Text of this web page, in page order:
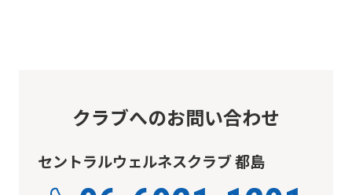
クラブへのお問い合わせ
セントラルウェルネスクラブ 都島